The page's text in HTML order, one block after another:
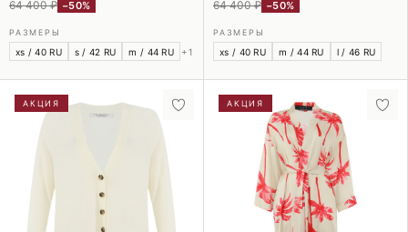
64 400 ₽ −50%
РАЗМЕРЫ
xs / 40 RU s / 42 RU m / 44 RU +1
64 400 ₽ −50%
РАЗМЕРЫ
xs / 40 RU m / 44 RU l / 46 RU
АКЦИЯ АКЦИЯ